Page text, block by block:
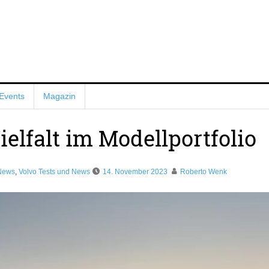
Events Magazin
im Modellportfolio
, Volvo Tests und News 14. November 2023 Roberto Wenk